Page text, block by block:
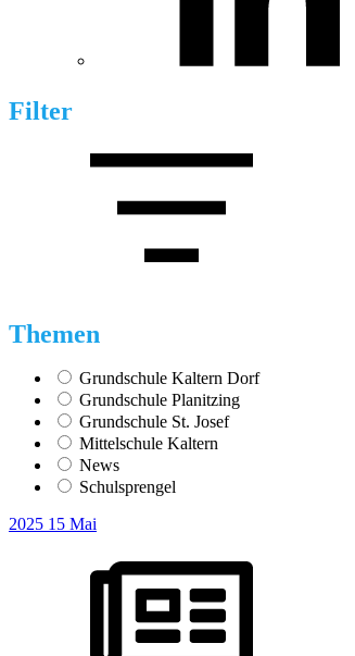
Filter
Themen
Grundschule Kaltern Dorf
Grundschule Planitzing
Grundschule St. Josef
Mittelschule Kaltern
News
Schulsprengel
2025 15 Mai